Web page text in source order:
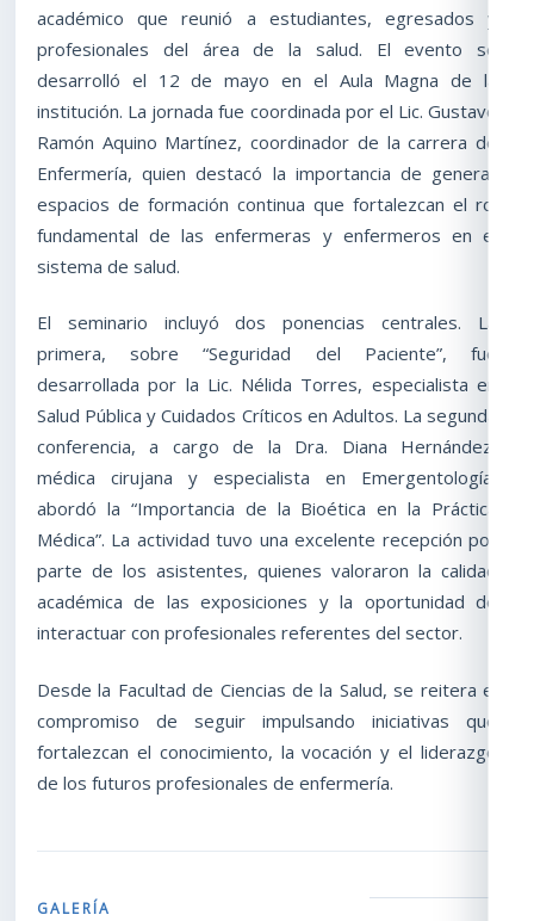
académico que reunió a estudiantes, egresados y
profesionales del área de la salud. El evento se
desarrolló el 12 de mayo en el Aula Magna de la
institución. La jornada fue coordinada por el Lic. Gustavo
Ramón Aquino Martínez, coordinador de la carrera de
Enfermería, quien destacó la importancia de generar
espacios de formación continua que fortalezcan el rol
fundamental de las enfermeras y enfermeros en el
sistema de salud.
El seminario incluyó dos ponencias centrales. La
primera, sobre “Seguridad del Paciente”, fue
desarrollada por la Lic. Nélida Torres, especialista en
Salud Pública y Cuidados Críticos en Adultos. La segunda
conferencia, a cargo de la Dra. Diana Hernández,
médica cirujana y especialista en Emergentología,
abordó la “Importancia de la Bioética en la Práctica
Médica”. La actividad tuvo una excelente recepción por
parte de los asistentes, quienes valoraron la calidad
académica de las exposiciones y la oportunidad de
interactuar con profesionales referentes del sector.
Desde la Facultad de Ciencias de la Salud, se reitera el
compromiso de seguir impulsando iniciativas que
fortalezcan el conocimiento, la vocación y el liderazgo
de los futuros profesionales de enfermería.
GALERÍA